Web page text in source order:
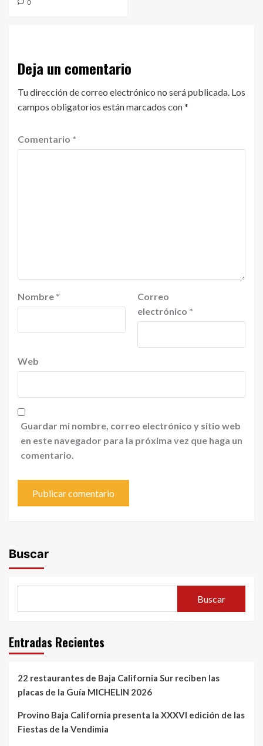
0
Deja un comentario
Tu dirección de correo electrónico no será publicada. Los
campos obligatorios están marcados con*
Comentario *
Nombre *
Correo
electrónico *
Web
Guardar mi nombre, correo electrónico y sitio web
en este navegador para la próxima vez que haga un
comentario.
Buscar
Buscar
Entradas Recientes
22 restaurantes de Baja California Sur reciben las
placas de la Guía MICHELIN 2026
Provino Baja California presenta la XXXVI edición de las
Fiestas de la Vendimia